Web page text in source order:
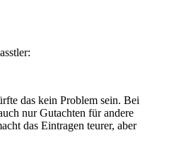
das kein Problem sein. Bei
nur Gutachten für andere
das Eintragen teurer, aber